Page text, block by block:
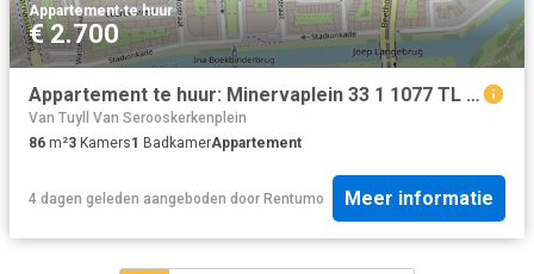
Appartement·te huur
€ 2.700
Appartement te huur: Minervaplein 33 1 1077 TL Amsterdam
Van Tuyll Van Serooskerkenplein
86 m²3 Kamers1 BadkamerAppartement
4 dagen geleden aangeboden door Rentumo Meer informatie